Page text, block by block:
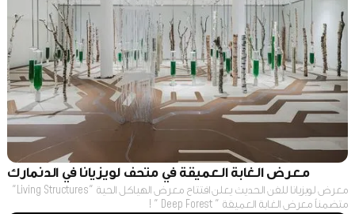
معرض الغابة العميقة في متحف لويزيانا في الدنمارك
معرض لويزيانا للفن الحديث يعلن افتتاح معرض الهياكل الحية "Living Structures"
متضمناً معرض الغابة العميقة " Deep Forest " !